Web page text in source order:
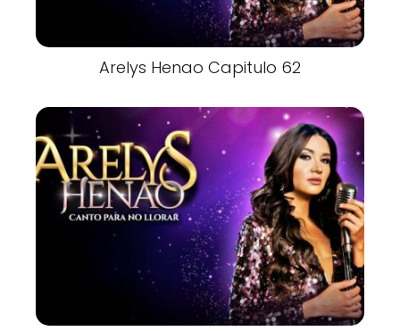
Arelys Henao Capitulo 62